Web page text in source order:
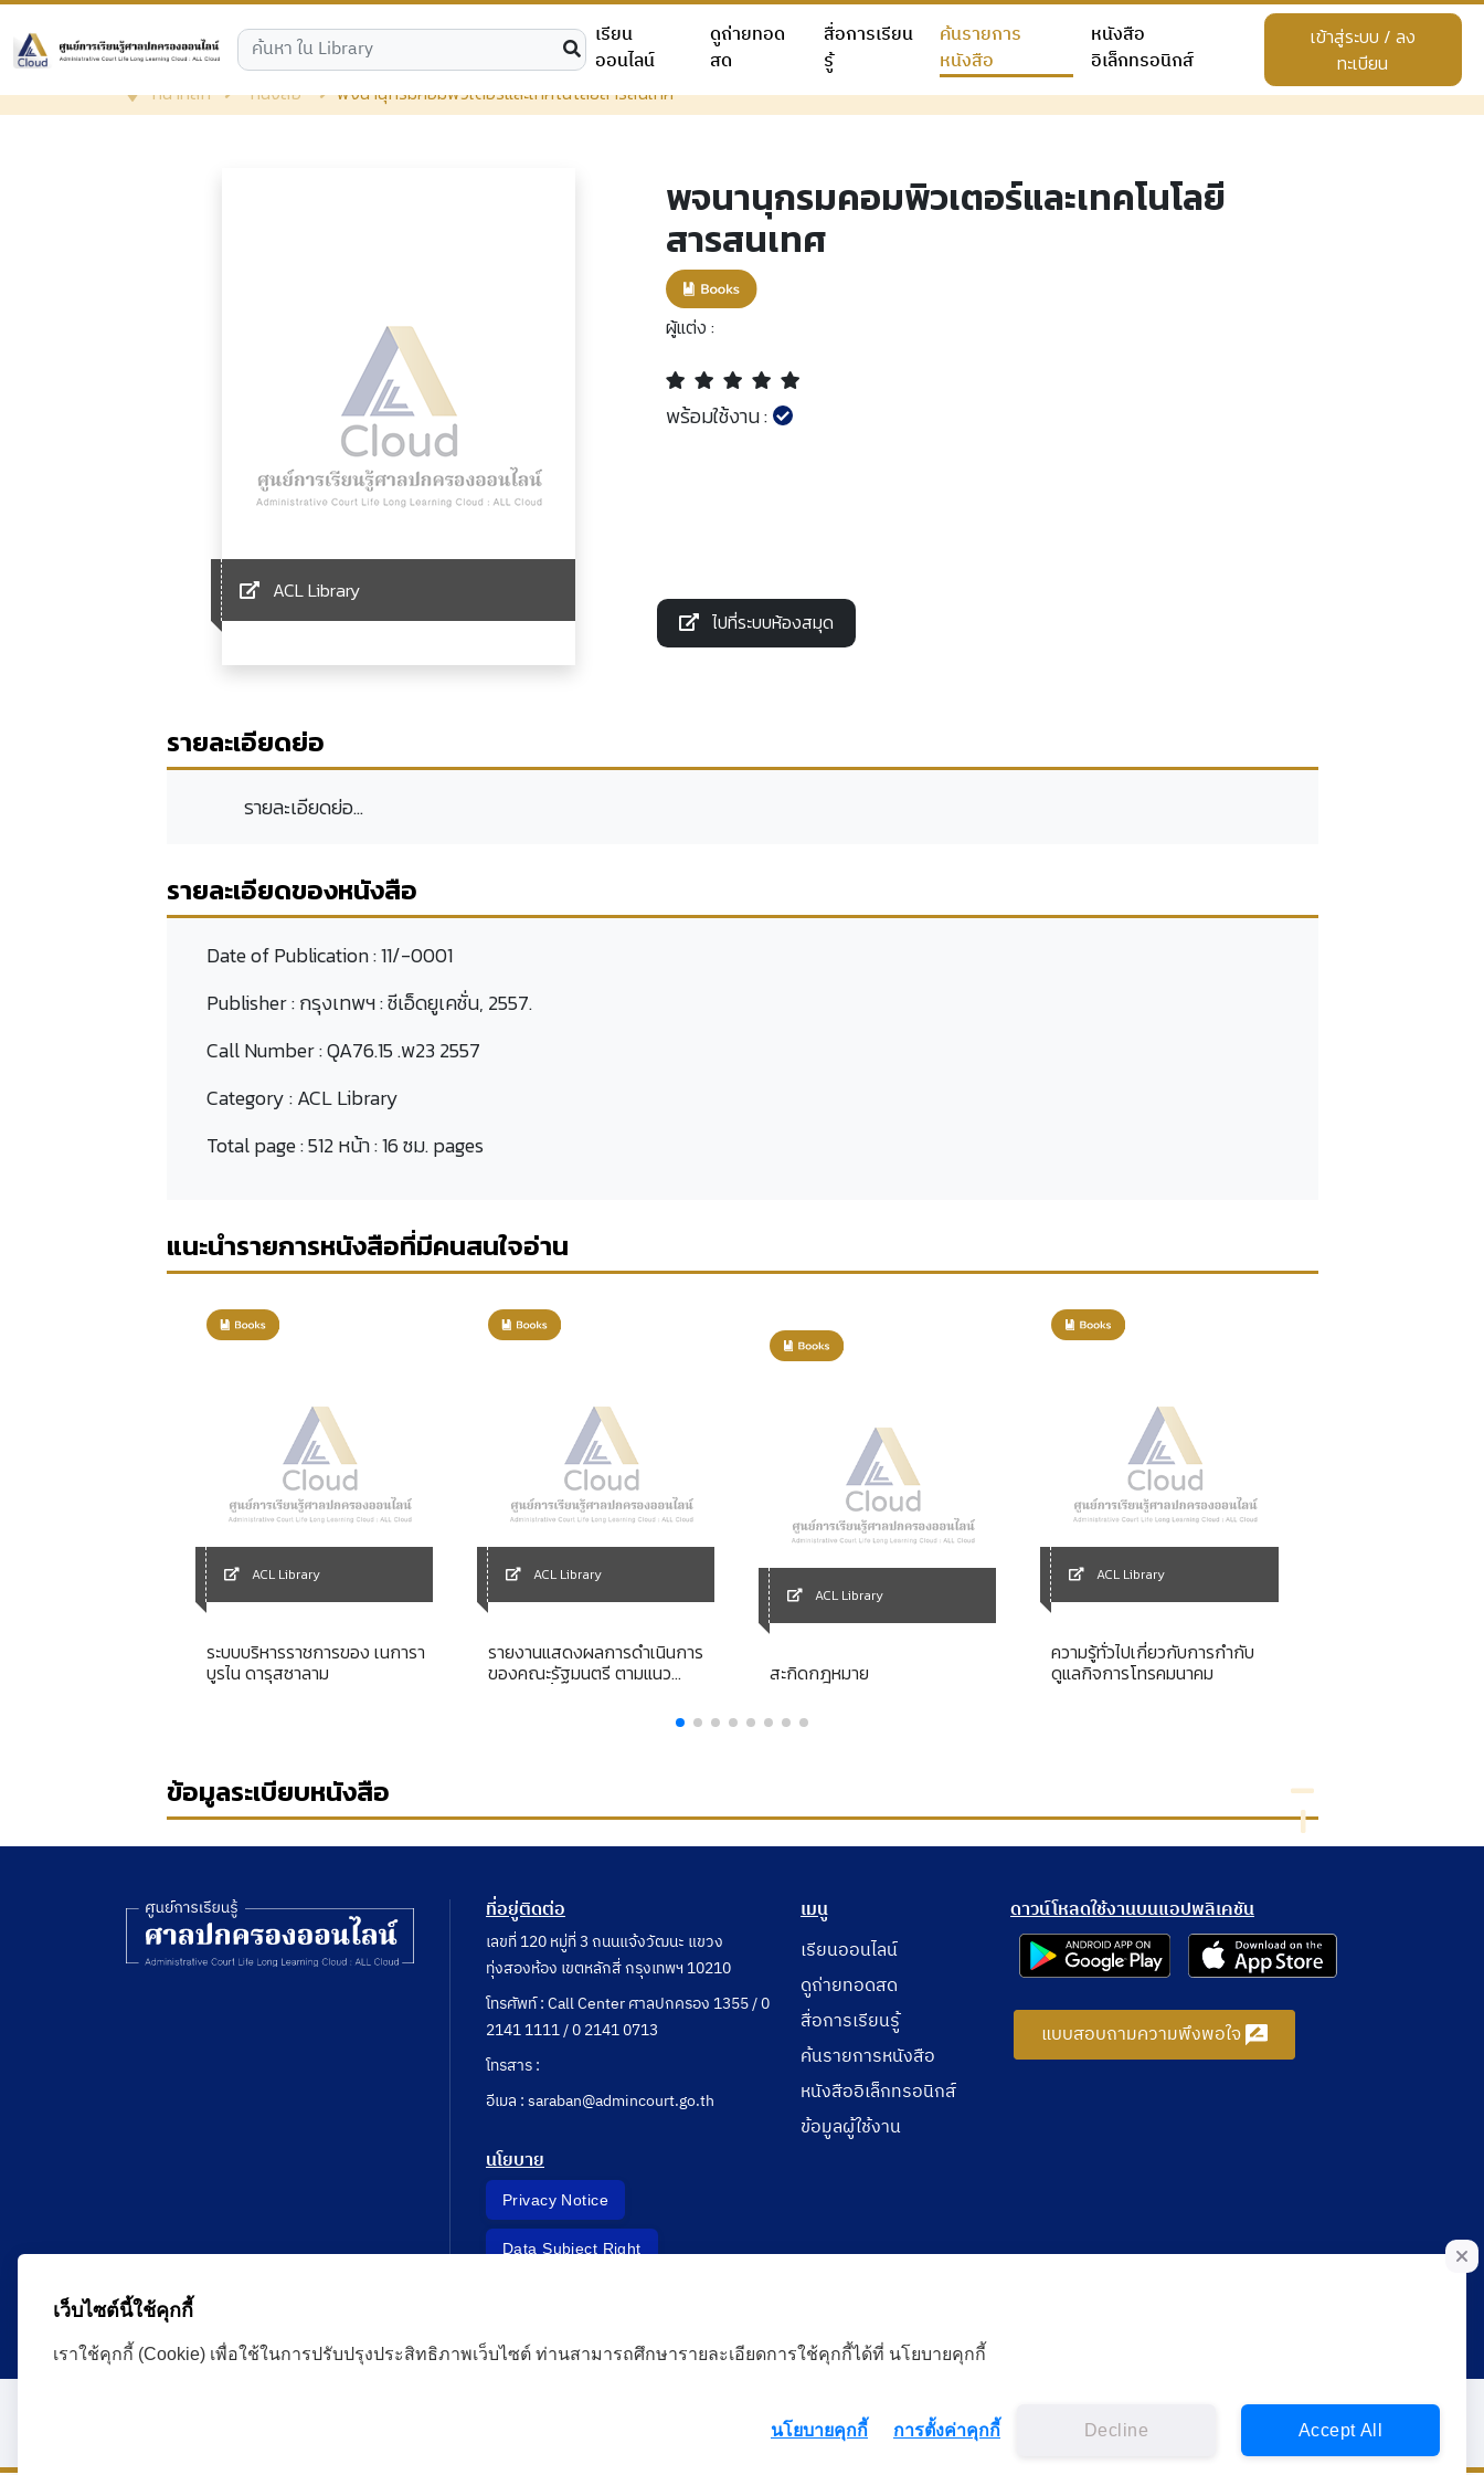
เรียน
ออนไลน์
ดูถ่ายทอด
สด
สื่อการเรียน
รู้
ค้นรายการ
หนังสือ
หนังสือ
อิเล็กทรอนิกส์
เข้าสู่ระบบ / ลง
ทะเบียน
หน้าหลัก
หนังสือ พจนานุกรมคอมพิวเตอร์และเทคโนโลยีสารสนเทศ
ACL Library
พจนานุกรมคอมพิวเตอร์และเทคโนโลยี
สารสนเทศ
ผู้แต่ง :
พร้อมใช้งาน :
ไปที่ระบบห้องสมุด
รายละเอียดย่อ
รายละเอียดย่อ...
รายละเอียดของหนังสือ
Date of Publication :11/-0001
Publisher :กรุงเทพฯ : ซีเอ็ดยูเคชั่น, 2557.
Call Number :QA76.15 .พ23 2557
Category :ACL Library
Total page :512 หน้า : 16 ซม. pages
แนะนำรายการหนังสือที่มีคนสนใจอ่าน
ACL Library
ระบบบริหารราชการของ เนการา
บูรไน ดารุสซาลาม
ACL Library
รายงานแสดงผลการดำเนินการ
ของคณะรัฐมนตรี ตามแนว
นายชวน หลีกภัย ปีที่ 1 (วันที่ 20
พฤศจิกายน 2540 - วันที่ 20
ACL Library
สะกิดกฎหมาย
ACL Library
ความรู้ทั่วไปเกี่ยวกับการกำกับ
ดูแลกิจการโทรคมนาคม
ข้อมูลระเบียบหนังสือ
ที่อยู่ติดต่อ
เลขที่ 120 หมู่ที่ 3 ถนนแจ้งวัฒนะ แขวง
ทุ่งสองห้อง เขตหลักสี่ กรุงเทพฯ 10210
โทรศัพท์ : Call Center ศาลปกครอง 1355 / 0
2141 1111 / 0 2141 0713
โทรสาร :
อีเมล : saraban@admincourt.go.th
นโยบาย
Privacy Notice
Data Subject Right
เมนู
เรียนออนไลน์
ดูถ่ายทอดสด
สื่อการเรียนรู้
ค้นรายการหนังสือ
หนังสืออิเล็กทรอนิกส์
ข้อมูลผู้ใช้งาน
ดาวน์โหลดใช้งานบนแอปพลิเคชัน
แบบสอบถามความพึงพอใจ
เว็บไซต์นี้ใช้คุกกี้
เราใช้คุกกี้ (Cookie) เพื่อใช้ในการปรับปรุงประสิทธิภาพเว็บไซต์ ท่านสามารถศึกษารายละเอียดการใช้คุกกี้ได้ที่ นโยบายคุกกี้
นโยบายคุกกี้ การตั้งค่าคุกกี้ Decline Accept All